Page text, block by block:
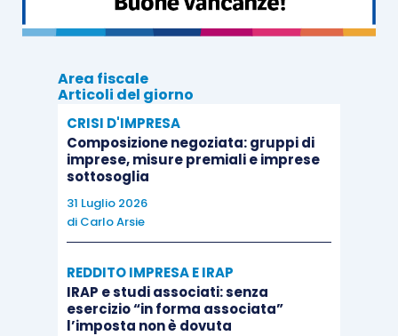
può ancora apportare eventuali modifiche, la
calcolo dell’importo complessivamente dovuto
a titolo di imposta di bolloper il trimestre di
riferimento. Sulla base dei dati delle fatture
elettroniche indicate nell’elenco A e nell’elenco B
eventualmente modificato, è calcolato ed
evidenziato, nell’area riservata del portale Fatture
e Corrispettivi del cedente/prestatore, l’importo
dovuto a titolo di imposta di bolloentro il giorno
Area fiscale
Articoli del giorno
CRISI D'IMPRESA
Composizione negoziata: gruppi di
imprese, misure premiali e imprese
sottosoglia
31 Luglio 2026
di Carlo Arsie
REDDITO IMPRESA E IRAP
IRAP e studi associati: senza
esercizio “in forma associata”
l’imposta non è dovuta